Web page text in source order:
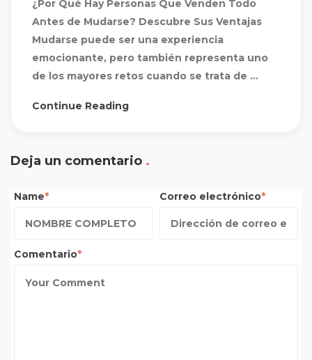
¿Por Qué Hay Personas Que Venden Todo
Antes de Mudarse? Descubre Sus Ventajas
Mudarse puede ser una experiencia
emocionante, pero también representa uno
de los mayores retos cuando se trata de ...
Continue Reading
Deja un comentario
Name Correo electrónico
Comentario